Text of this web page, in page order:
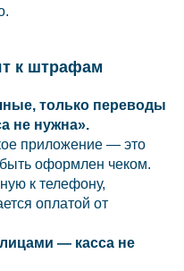
к штрафам
только переводы
не нужна».
приложение — это
оформлен чеком.
к телефону,
оплатой от
— касса не